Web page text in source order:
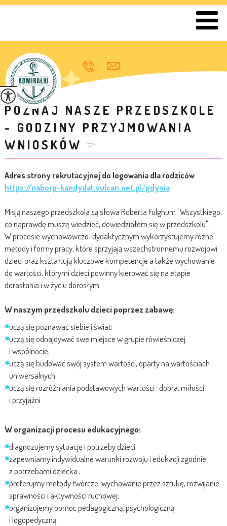
POZNAJ NASZE PRZEDSZKOLE
- GODZINY PRZYJMOWANIA
WNIOSKÓW
Adres strony rekrutacyjnej do logowania dla rodziców
https://naborp-kandydat.vulcan.net.pl/gdynia
Misją naszego przedszkola są słowa Roberta Fulghum "Wszystkiego,
co naprawdę muszę wiedzieć, dowiedziałem się w przedszkolu".
W procesie wychowawczo-dydaktycznym wykorzystujemy różne
metody i formy pracy, które sprzyjają wszechstronnemu rozwojowi
dzieci oraz kształtują kluczowe kompetencje a także wychowanie
do wartości, którymi dzieci powinny kierować się na etapie
dorastania i w życiu dorosłym.
W naszym przedszkolu dzieci poprzez zabawę:
uczą się poznawać siebie i świat;
uczą się odnajdywać swe miejsce w grupie rówieśniczej
i wspólnocie;
uczą się budować swój system wartości, oparty na wartościach
uniwersalnych;
uczą się rozróżniania podstawowych wartości : dobra, miłości
i przyjaźni
W organizacji procesu edukacyjnego:
diagnozujemy sytuację i potrzeby dzieci;
zapewniamy indywidualne warunki rozwoju i edukacji zgodnie
z potrzebami dziecka ;
preferujmy metody twórcze, wychowanie przez sztukę, rozwijanie
sprawności i aktywności ruchowej;
organizujemy pomoc pedagogiczną, psychologiczną
i logopedyczną;